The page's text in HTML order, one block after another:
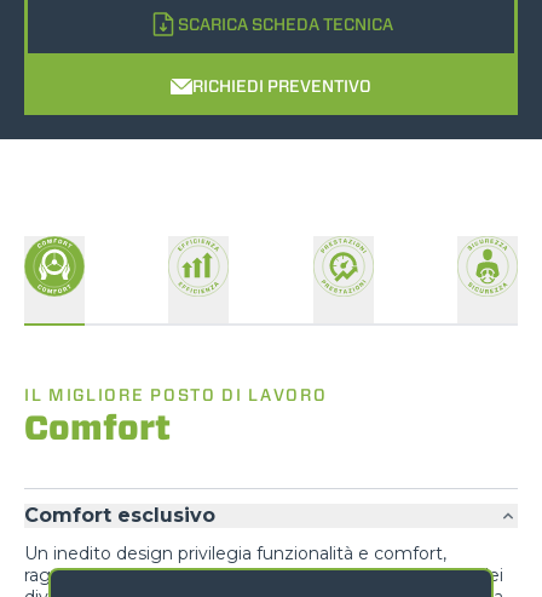
SCARICA SCHEDA TECNICA
RICHIEDI PREVENTIVO
IL MIGLIORE POSTO DI LAVORO
Comfort
Comfort esclusivo
Un inedito design privilegia funzionalità e comfort,
raggruppando informazioni al conducente e comandi dei